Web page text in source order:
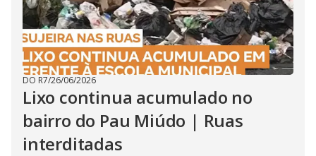
DO R7/26/06/2026
Lixo continua acumulado no
bairro do Pau Miúdo | Ruas
interditadas